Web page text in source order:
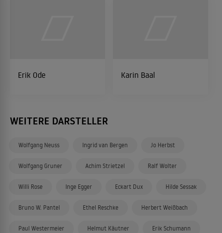
Erik Ode Karin Baal
WEITERE DARSTELLER
Wolfgang Neuss Ingrid van Bergen Jo Herbst
Wolfgang Gruner Achim Strietzel Ralf Wolter
Willi Rose Inge Egger Eckart Dux Hilde Sessak
Bruno W. Pantel Ethel Reschke Herbert Weißbach
Paul Westermeier Helmut Käutner Erik Schumann